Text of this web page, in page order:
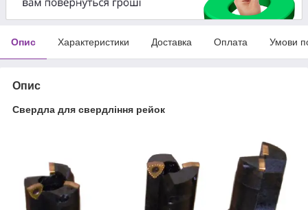
Опис Характеристики Доставка Оплата Умови
Опис
Свердла для свердління рейок